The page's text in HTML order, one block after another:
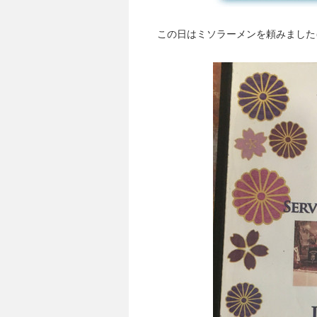
この日はミソラーメンを頼みまし